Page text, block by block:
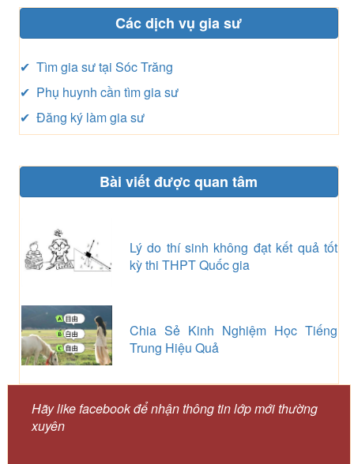
Các dịch vụ gia sư
✔ Tìm gia sư tại Sóc Trăng
✔ Phụ huynh cần tìm gia sư
✔ Đăng ký làm gia sư
Bài viết được quan tâm
Lý do thí sinh không đạt kết quả tốt
kỳ thi THPT Quốc gia
Chia Sẻ Kinh Nghiệm Học Tiếng
Trung Hiệu Quả
Hãy like facebook để nhận thông tin lớp mới thường
xuyên